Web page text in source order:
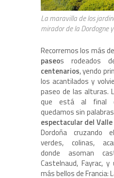
La maravilla de los
mirador de la Dordogne
Recorremos los más de
paseos rodeados
centenarios, yendo
los acantilados y
paseo de las alturas.
que está al final
quedamos sin
espectacular del
Dordoña cruzando
verdes, colinas,
donde asoman
Castelnaud, Fayrac,
más bellos de Francia: